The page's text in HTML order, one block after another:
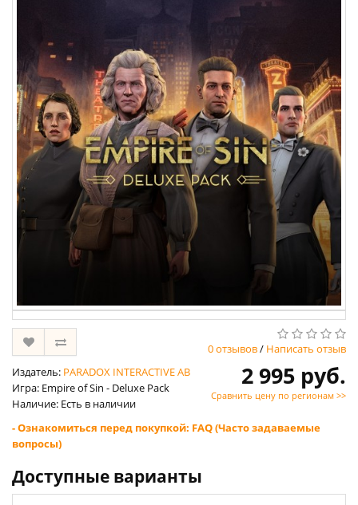
0 отзывов/ Написать отзыв
Издатель: PARADOX INTERACTIVE AB
Игра: Empire of Sin - Deluxe Pack
Наличие: Есть в наличии
2 995 руб.
Сравнить цену по регионам >>
- Ознакомиться перед покупкой: FAQ (Часто задаваемые
вопросы)
Доступные варианты